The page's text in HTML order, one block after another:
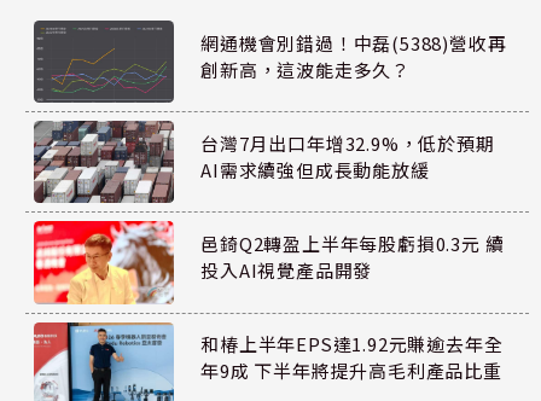
網通機會別錯過！中磊(5388)營收再
創新高，這波能走多久？
台灣7月出口年增32.9%，低於預期
AI需求續強但成長動能放緩
邑錡Q2轉盈上半年每股虧損0.3元 續
投入AI視覺產品開發
和椿上半年EPS達1.92元賺逾去年全
年9成 下半年將提升高毛利產品比重